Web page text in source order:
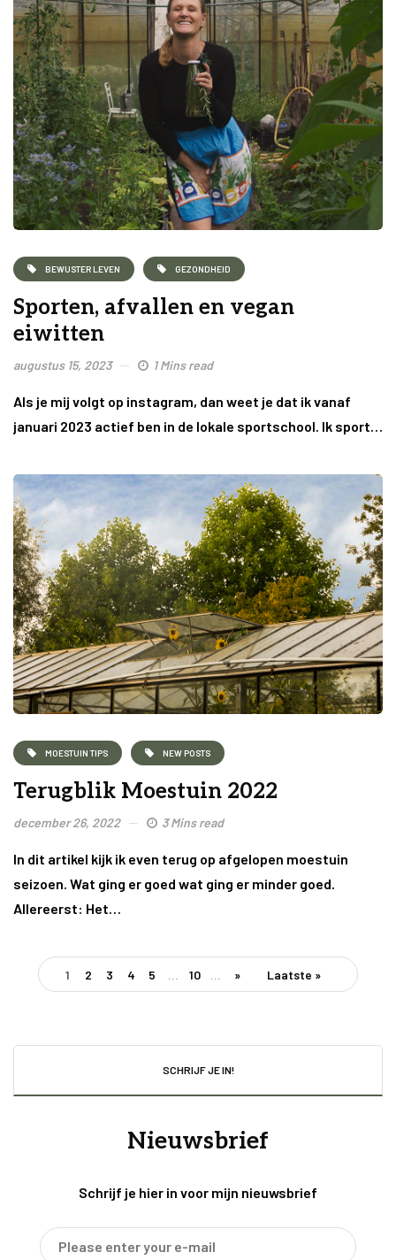
BEWUSTER LEVEN GEZONDHEID
Sporten, afvallen en vegan
eiwitten
augustus 15, 2023 1 Mins read
Als je mij volgt op instagram, dan weet je dat ik vanaf
januari 2023 actief ben in de lokale sportschool. Ik sport…
MOESTUIN TIPS NEW POSTS
Terugblik Moestuin 2022
december 26, 2022 3 Mins read
In dit artikel kijk ik even terug op afgelopen moestuin
seizoen. Wat ging er goed wat ging er minder goed.
Allereerst: Het…
1 2 3 4 5 10 » Laatste »
SCHRIJF JE IN!
Nieuwsbrief
Schrijf je hier in voor mijn nieuwsbrief